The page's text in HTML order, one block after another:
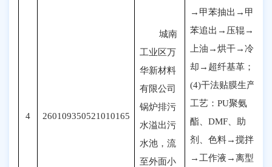
4 260109350521010165
城南
工业区万
华新材料
有限公司
锅炉排污
水溢出污
水池， 流
至外面小
→甲苯抽出→甲
苯追出→压辊→
上油→烘干→冷
却→超纤基革；
(4)干法贴膜生产
工艺：PU聚氨
酯、DMF、助
剂、色料→搅拌
→工作液→离型